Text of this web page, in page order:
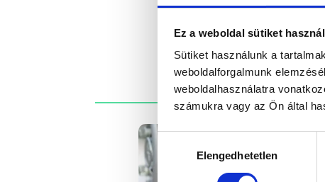
Ez a weboldal sütiket használ
Sütiket használunk a
weboldalforgalmunk
weboldalhasználatra
számukra vagy az Ön által
kiválasztásaElengedhetetlen